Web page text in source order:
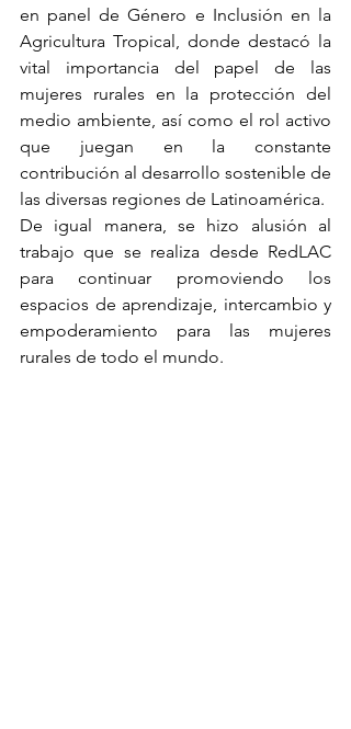
en panel de Género e Inclusión en la
Agricultura Tropical, donde destacó la
vital importancia del papel de las
mujeres rurales en la protección del
medio ambiente, así como el rol activo
que juegan en la constante
contribución al desarrollo sostenible de
las diversas regiones de Latinoamérica.
De igual manera, se hizo alusión al
trabajo que se realiza desde RedLAC
para continuar promoviendo los
espacios de aprendizaje, intercambio y
empoderamiento para las mujeres
rurales de todo el mundo.